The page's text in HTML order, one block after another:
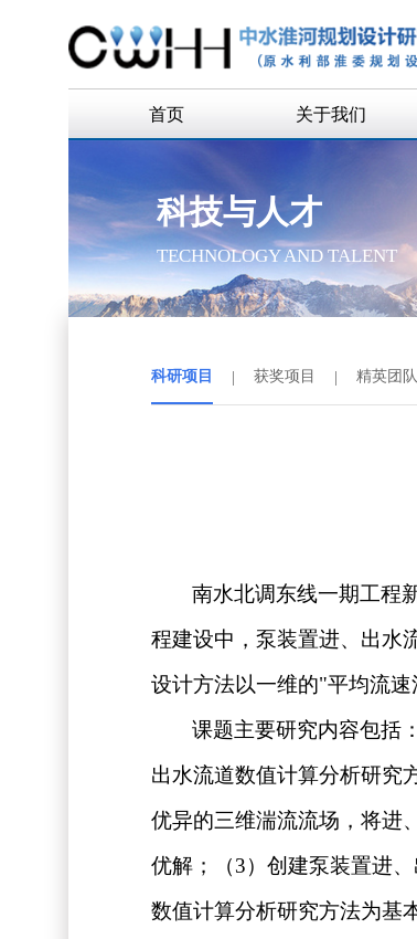
首页 关于我们
公司领导
组织机构
历史沿革
科技与人才
TECHNOLOGY AND TALENT
科研项目 | 获奖项目 | 精英团队
南水北调东线一期工程
程建设中，泵装置进、出水
设计方法以一维的"平均流速
课题主要研究内容包括
出水流道数值计算分析研究
优异的三维湍流流场，将进
优解；（3）创建泵装置进
数值计算分析研究方法为基